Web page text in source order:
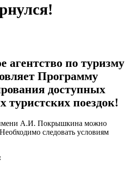
агентство по туризму
Программу
доступных
туристских поездок!
А.И. Покрышкина можно
следовать условиям